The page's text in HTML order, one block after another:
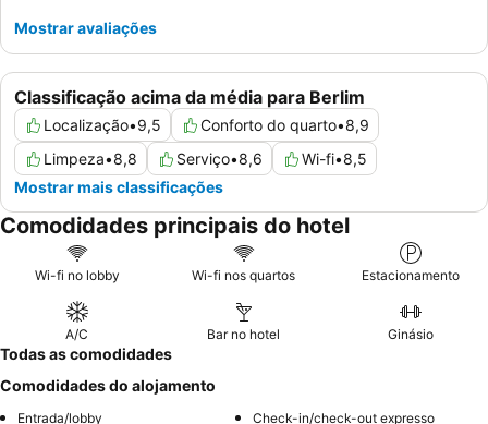
Classificação acima da média para Berlim
Localização•9,5 Conforto do quarto•8,9
Limpeza•8,8 Serviço•8,6 Wi-fi•8,5
Mostrar mais classificações
Mostrar avaliações
Comodidades principais do hotel
Wi-fi no lobby Wi-fi nos quartos Estacionamento
A/C Bar no hotel Ginásio
Todas as comodidades
Comodidades do alojamento
Entrada/lobby Check-in/check-out expresso